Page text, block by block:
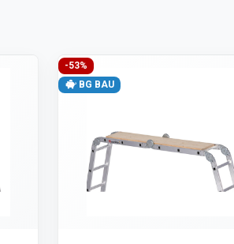
-53%
BG BAU